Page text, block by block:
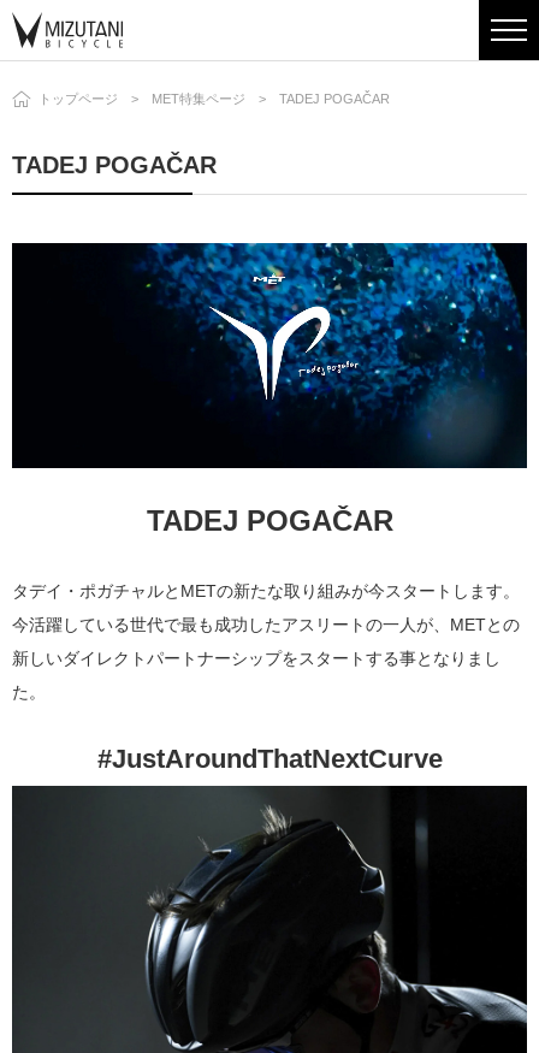
トップページ MET特集ページ TADEJ POGAČAR
TADEJ POGAČAR
TADEJ POGAČAR
タデイ・ポガチャルとMETの新たな取り組みが今スタートします。
今活躍している世代で最も成功したアスリートの一人が、METとの
新しいダイレクトパートナーシップをスタートする事となりまし
た。
#JustAroundThatNextCurve